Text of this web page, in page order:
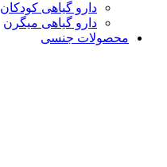
دارو گیاهی کودکان
دارو گیاهی میگرن
محصولات جنسی